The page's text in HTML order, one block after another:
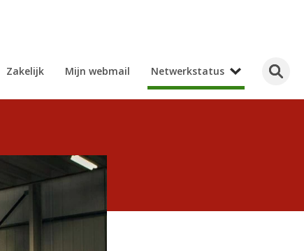
Zakelijk Mijn webmail Netwerkstatus